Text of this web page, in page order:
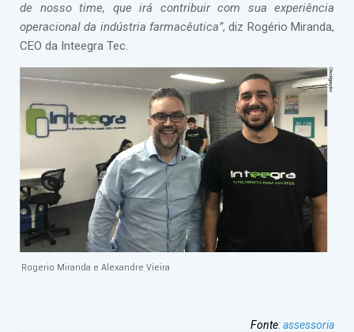
de nosso time, que irá contribuir com sua experiência
operacional da indústria farmacêutica”, diz Rogério Miranda,
CEO da Inteegra Tec.
Rogerio Miranda e Alexandre Vieira
Fonte:assessoria